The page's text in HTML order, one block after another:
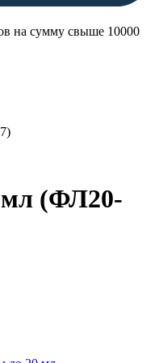
на сумму свыше 10000
(ФЛ20-